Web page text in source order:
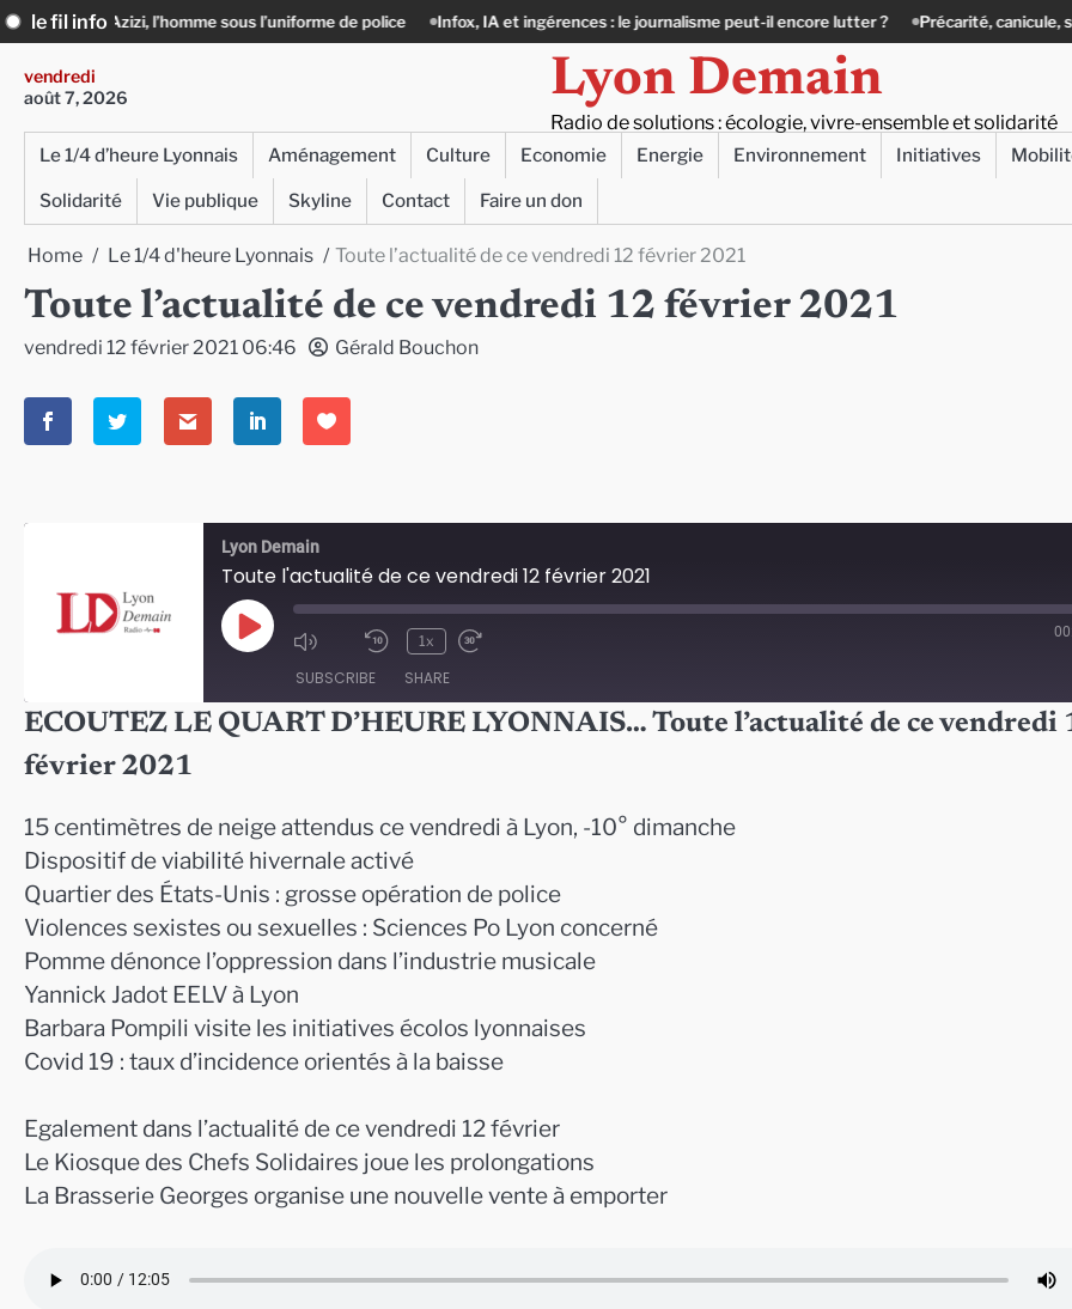
Skip
to
content
le fil info
sous l’uniforme de police Infox, IA et ingérences : le journalisme peut-il encore lutter ? Précarité, canicule, solitude : quand le lien
vendredi
août 7, 2026
Lyon Demain
Radio de solutions : écologie, vivre-ensemble et solidarité
Le 1/4 d’heure Lyonnais Aménagement Culture Economie Energie Environnement Initiatives
Solidarité
Vie publique Skyline Contact Faire un don
Home Le 1/4 d'heure Lyonnais Toute l’actualité de ce vendredi 12 février 2021
Toute l’actualité de ce vendredi 12 février 2021
vendredi 12 février 2021 06:46 Gérald Bouchon
Lyon Demain
Toute l'actualité de ce vendredi 12 février 2021
Play
1x
SUBSCRIBE SHARE
RSS FEED
SHARE
EMBED
ECOUTEZ LE QUART D’HEURE LYONNAIS… Toute l’actualité de ce vendredi
février 2021
15 centimètres de neige attendus ce vendredi à Lyon, -10° dimanche
Dispositif de viabilité hivernale activé
Quartier des États-Unis : grosse opération de police
Violences sexistes ou sexuelles : Sciences Po Lyon concerné
Pomme dénonce l’oppression dans l’industrie musicale
Yannick Jadot EELV à Lyon
Barbara Pompili visite les initiatives écolos lyonnaises
Covid 19 : taux d’incidence orientés à la baisse
Egalement dans l’actualité de ce vendredi 12 février
Le Kiosque des Chefs Solidaires joue les prolongations
La Brasserie Georges organise une nouvelle vente à emporter